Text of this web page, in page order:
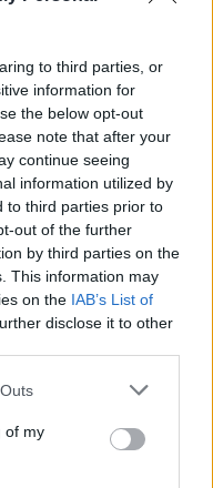
to third parties, or
information for
the below opt-out
note that after your
continue seeing
information utilized by
to third parties prior to
out of the further
by third parties on the
This information may
on the IAB’s List of
disclose it to other
one or more Google
You may click to
its third-party tags to
in below Google
of my